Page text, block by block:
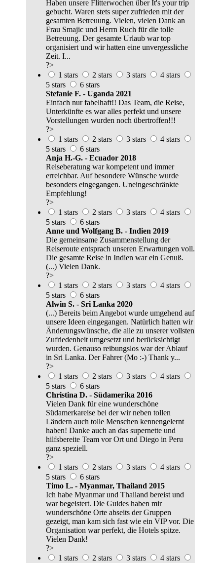
Haben unsere Flitterwochen über It's your trip
gebucht. Waren stets super zufrieden mit der
gesamten Betreuung. Vielen, vielen Dank an
Frau Smajic und Herrn Ruch für die tolle
Betreuung. Der gesamte Urlaub war top
organisiert und wir hatten eine unvergessliche
Zeit. I...
?>
1 stars
2 stars 3 stars
4 stars
5 stars
6 stars
Stefanie F. - Uganda 2021
Einfach nur fabelhaft!! Das Team, die Reise,
Unterkünfte es war alles perfekt und unsere
Vorstellungen wurden noch übertroffen!!!
?>
1 stars
2 stars 3 stars
4 stars
5 stars
6 stars
Anja H.-G. - Ecuador 2018
Reiseberatung war kompetent und immer
erreichbar. Auf besondere Wünsche wurde
besonders eingegangen. Uneingeschränkte
Empfehlung!
?>
1 stars
2 stars 3 stars
4 stars
5 stars
6 stars
Anne und Wolfgang B. - Indien 2019
Die gemeinsame Zusammenstellung der
Reiseroute entsprach unseren Erwartungen voll.
Die gesamte Reise in Indien war ein Genuß.
(...) Vielen Dank.
?>
1 stars
2 stars 3 stars
4 stars
5 stars
6 stars
Alwin S. - Sri Lanka 2020
(...) Bereits beim Angebot wurde umgehend auf
unsere Ideen eingegangen. Natürlich hatten wir
Änderungswünsche, die alle zu unserer vollsten
Zufriedenheit umgesetzt und berücksichtigt
wurden. Genauso reibungslos war der Ablauf
in Sri Lanka. Der Fahrer (Mo :-) Thank y...
?>
1 stars
2 stars 3 stars
4 stars
5 stars
6 stars
Christina D. - Südamerika 2016
Vielen Dank für eine wunderschöne
Südamerkareise bei der wir neben tollen
Ländern auch tolle Menschen kennengelernt
haben! Danke auch an das supernette und
hilfsbereite Team vor Ort und Diego in Peru
ganz speziell.
?>
1 stars
2 stars 3 stars
4 stars
5 stars
6 stars
Timo L. - Myanmar, Thailand 2015
Ich habe Myanmar und Thailand bereist und
war begeistert. Die Guides haben mir
wunderschöne Orte abseits der Gruppen
gezeigt, man kam sich fast wie ein VIP vor. Die
Organisation war perfekt, die Hotels spitze.
Vielen Dank!
?>
1 stars
2 stars 3 stars
4 stars